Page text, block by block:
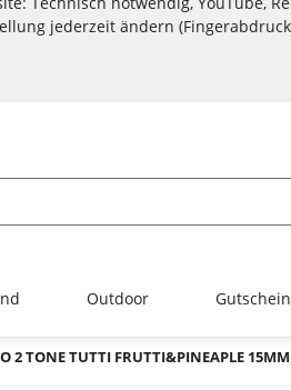
jederzeit ändern
Outdoor
TONE TUTTI FRUTTI&PINEAPLE 15MM